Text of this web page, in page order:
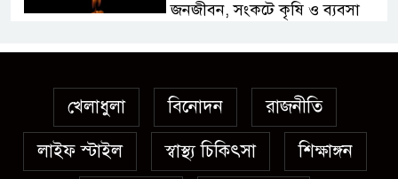
জনজীবন, সংকটে কৃষি ও ব্যবসা
অস্ত্র উদ্ধারে ডেভিড ইমনসহ ৫
পুলিশ
সেনবাগে নতুন গ্যাস কূপের খনন
শুরু, মিলতে পারে দৈনিক ৫-৭
খেলাধুলা বিনোদন
রাজনীতি
লাইফ স্টাইল
স্বাস্থ্য চিকিৎসা
শিক্ষাঙ্গন